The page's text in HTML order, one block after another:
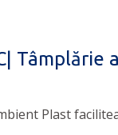
Plast